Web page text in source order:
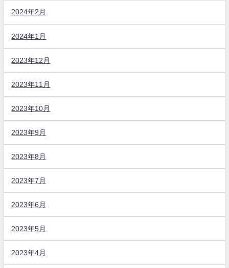
2024年2月
2024年1月
2023年12月
2023年11月
2023年10月
2023年9月
2023年8月
2023年7月
2023年6月
2023年5月
2023年4月